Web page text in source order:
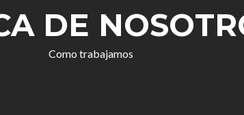
DE
Como trabajamos